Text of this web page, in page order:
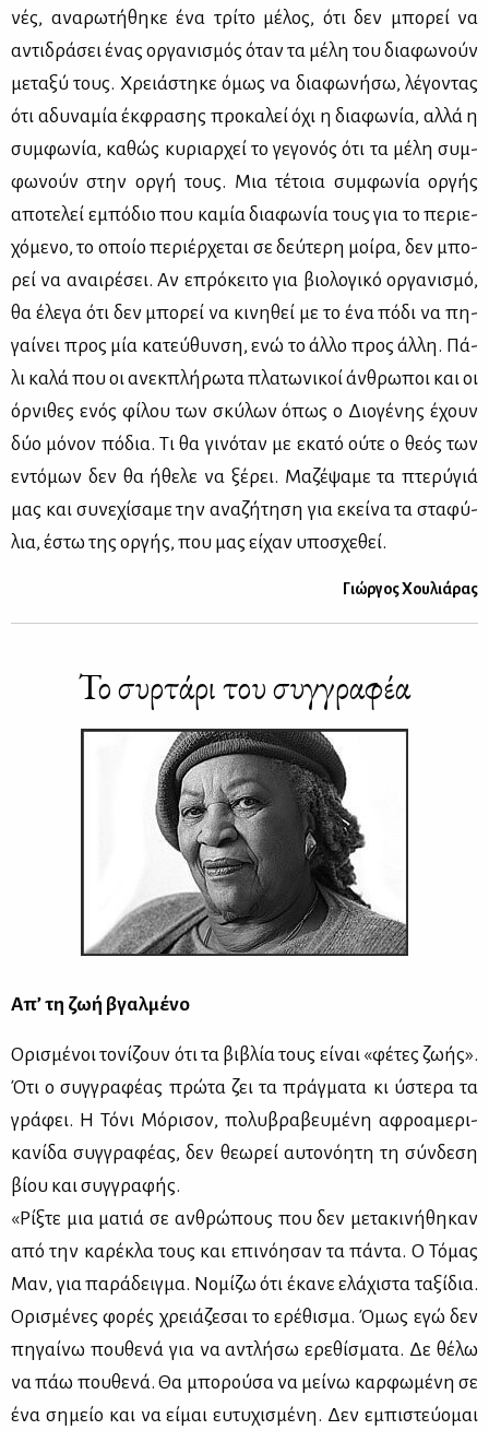
νές, ανα­ρω­τή­θη­κε ένα τρί­το μέ­λος, ότι δεν μπο­ρεί να
αντι­δρά­σει ένας ορ­γα­νι­σμός όταν τα μέ­λη του δια­φω­νούν
με­τα­ξύ τους. Χρειά­στη­κε όμως να δια­φω­νή­σω, λέ­γο­ντας
ότι αδυ­να­μία έκ­φρα­σης προ­κα­λεί όχι η δια­φω­νία, αλ­λά η
συμ­φω­νία, κα­θώς κυ­ριαρ­χεί το γε­γο­νός ότι τα μέ­λη συμ­
φω­νούν στην ορ­γή τους. Μια τέ­τοια συμ­φω­νία ορ­γής
απο­τε­λεί εμπό­διο που κα­μία δια­φω­νία τους για το πε­ριε­
χό­με­νο, το οποίο πε­ριέρ­χε­ται σε δεύ­τε­ρη μοί­ρα, δεν μπο­
ρεί να αναι­ρέ­σει. Αν επρό­κει­το για βιο­λο­γι­κό ορ­γα­νι­σμό,
θα έλε­γα ότι δεν μπο­ρεί να κι­νη­θεί με το ένα πό­δι να πη­
γαί­νει προς μία κα­τεύ­θυν­ση, ενώ το άλ­λο προς άλ­λη. Πά­
λι κα­λά που οι ανεκ­πλή­ρω­τα πλα­τω­νι­κοί άν­θρω­ποι και οι
όρ­νι­θες ενός φί­λου των σκύ­λων όπως ο Διο­γέ­νης έχουν
δύο μό­νον πό­δια. Τι θα γι­νό­ταν με εκα­τό ού­τε ο θε­ός των
εντό­μων δεν θα ήθε­λε να ξέ­ρει. Μα­ζέ­ψα­με τα πτε­ρύ­γιά
μας και συ­νε­χί­σα­με την ανα­ζή­τη­ση για εκεί­να τα στα­φύ­
λια, έστω της ορ­γής, που μας εί­χαν υπο­σχε­θεί.
Γιώρ­γος Χου­λιά­ρας
Το συρ­τά­ρι του συγ­γρα­φέα
Απ’ τη ζωή βγαλ­μέ­νο
Ορι­σμέ­νοι το­νί­ζουν ότι τα βι­βλία τους εί­ναι «φέ­τες ζω­ής».
Ότι ο συγ­γρα­φέ­ας πρώ­τα ζει τα πράγ­μα­τα κι ύστε­ρα τα
γρά­φει. Η Τό­νι Μό­ρι­σον, πο­λυ­βρα­βευ­μέ­νη αφρο­α­με­ρι­
κα­νί­δα συγ­γρα­φέ­ας, δεν θε­ω­ρεί αυ­το­νό­η­τη τη σύν­δε­ση
βί­ου και συγ­γρα­φής.
«Ρίξ­τε μια μα­τιά σε αν­θρώ­πους που δεν με­τα­κι­νή­θη­καν
από την κα­ρέ­κλα τους και επι­νό­η­σαν τα πά­ντα. Ο Τό­μας
Μαν, για πα­ρά­δειγ­μα. Νο­μί­ζω ότι έκα­νε ελά­χι­στα τα­ξί­δια.
Ορι­σμέ­νες φο­ρές χρειά­ζε­σαι το ερέ­θι­σμα. Όμως εγώ δεν
πη­γαί­νω που­θε­νά για να αντλή­σω ερε­θί­σμα­τα. Δε θέ­λω
να πάω που­θε­νά. Θα μπο­ρού­σα να μεί­νω καρ­φω­μέ­νη σε
ένα ση­μείο και να εί­μαι ευ­τυ­χι­σμέ­νη. Δεν εμπι­στεύ­ο­μαι